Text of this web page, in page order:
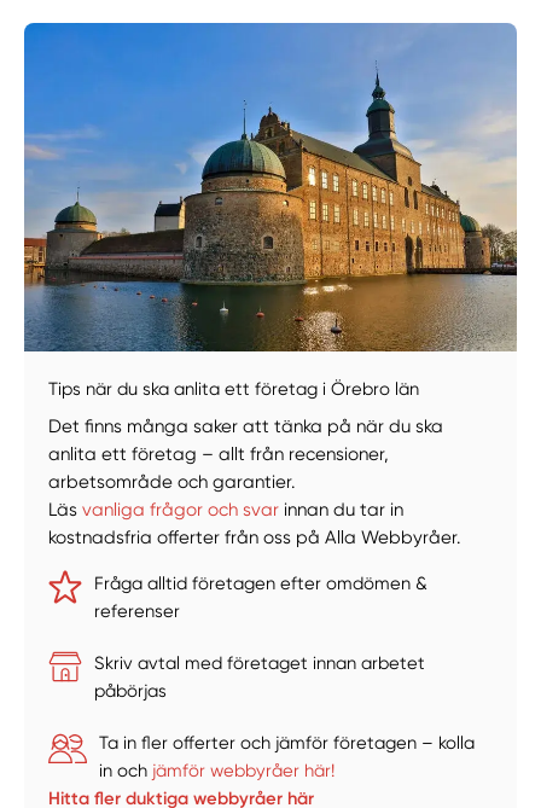
Manuellt Få hjälp
Välj tillvägagångssätt
Tips när du ska anlita ett företag i Örebro län
Det finns många saker att tänka på när du ska
anlita ett företag – allt från recensioner,
arbetsområde och garantier.
Läsvanliga frågor och svar innan du tar in
kostnadsfria offerter från oss på Alla Webbyråer.
Fråga alltid företagen efter omdömen &
referenser
Skriv avtal med företaget innan arbetet
påbörjas
Ta in fler offerter och jämför företagen – kolla
in och jämför webbyråer här!
Hitta fler duktiga webbyråer här